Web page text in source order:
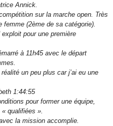
Annick.
sur la marche open. Très
(2ème de sa catégorie).
pour une première
à 11h45 avec le départ
un peu plus car j’ai eu une
1:44:55
pour former une équipe,
qualifiées ».
la mission accomplie.